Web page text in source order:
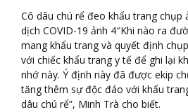
Cô dâu chú rể đeo khẩu trang chụp
dịch COVID-19 ảnh 4″Khi nào ra
mang khẩu trang và quyết định
với chiếc khẩu trang y tế để ghi lại
nhớ này. Ý định này đã được ekip
tăng thêm sự độc đáo với khẩu
dâu chú rể”, Minh Trà cho biết.